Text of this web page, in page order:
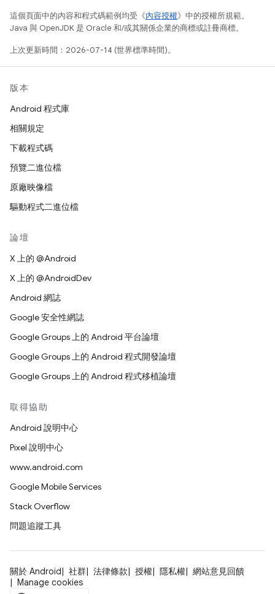
這個頁面中的內容和程式碼範例均受《內容授權》中的授權所規範。
Java 與 OpenJDK 是 Oracle 和/或其關係企業的商標或註冊商標。
上次更新時間：2026-07-14 (世界標準時間)。
版本
Android 程式庫
相關規定
下載程式碼
預覽二進位檔
原廠映像檔
驅動程式二進位檔
論壇
X 上的 @Android
X 上的 @AndroidDev
Android 網誌
Google 安全性網誌
Google Groups 上的 Android 平台論壇
Google Groups 上的 Android 程式開發論壇
Google Groups 上的 Android 程式移植論壇
取得協助
Android 說明中心
Pixel 說明中心
www.android.com
Google Mobile Services
Stack Overflow
問題追蹤工具
關於 Android 社群 法律條款 授權 隱私權
網站意見回饋
Manage cookies